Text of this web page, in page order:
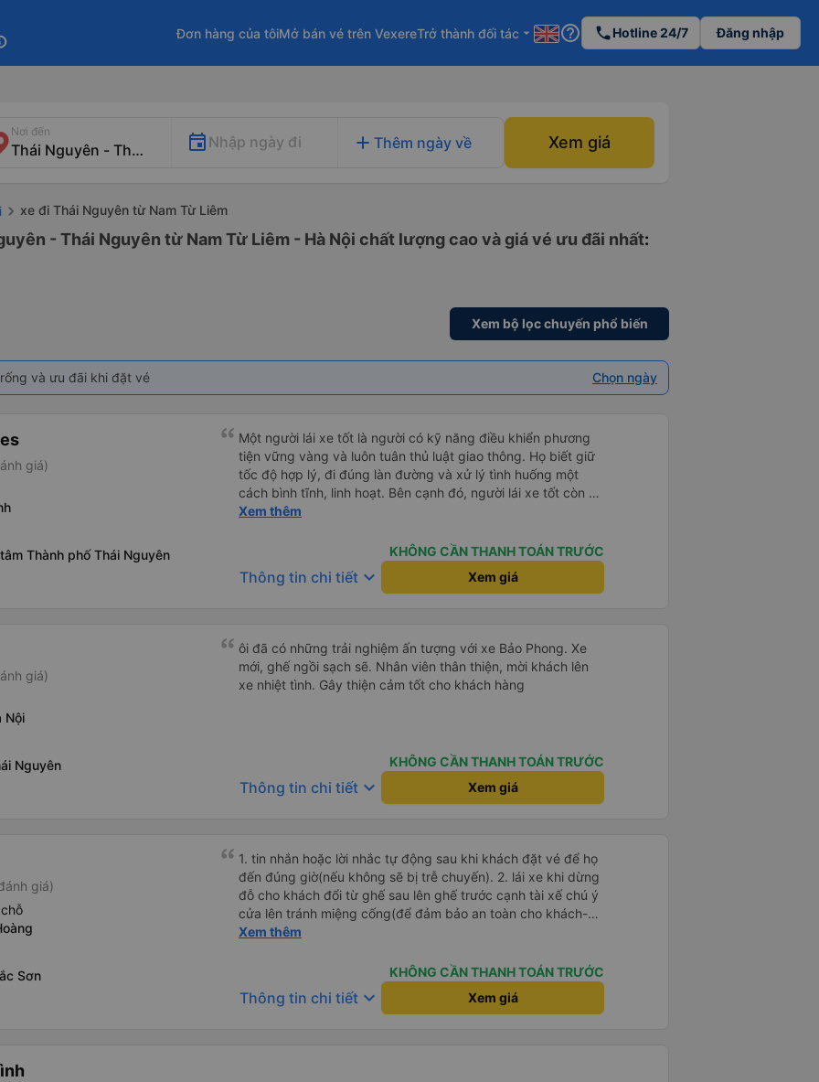
Đơn hàng của tôiMở bán vé trên VexereTrở thành đối tác arrow_drop_down help_outline phoneHotline 24/7 Đăng nhập
Nơi đến
Nhập ngày đi add Thêm ngày về Xem giá
xe đi Thái Nguyên từ Nam Từ Liêm
- Thái Nguyên từ Nam Từ Liêm - Hà Nội chất lượng cao và giá vé ưu đãi nhất:
Xem bộ lọc chuyến phổ biến
và ưu đãi khi đặt vé Chọn ngày
giá)
Thành phố Thái Nguyên
Một người lái xe tốt là người có kỹ năng điều khiển phương
tiện vững vàng và luôn tuân thủ luật giao thông. Họ biết giữ
tốc độ hợp lý, đi đúng làn đường và xử lý tình huống một
cách bình tĩnh, linh hoạt. Bên cạnh đó, người lái xe tốt còn có
ý thức trách nhiệm cao, không sử dụng rượu bia hay điện
người tham gia giao thông khác và đặt an toàn lên hàng đầu.
Vì vậy, lái xe tốt không chỉ là kỹ năng mà còn là văn hóa và ý
thức của mỗi người.
Xem thêm
KHÔNG CẦN THANH TOÁN TRƯỚC
Thông tin chi tiết keyboard_arrow_down Xem giá
giá)
Nội
Nguyên
ôi đã có những trải nghiệm ấn tượng với xe Bảo Phong. Xe
mới, ghế ngồi sạch sẽ. Nhân viên thân thiện, mời khách lên
xe nhiệt tình. Gây thiện cảm tốt cho khách hàng
KHÔNG CẦN THANH TOÁN TRƯỚC
Thông tin chi tiết keyboard_arrow_down Xem giá
giá)
Sơn
1. tin nhắn hoặc lời nhắc tự động sau khi khách đặt vé để họ
đến đúng giờ(nếu không sẽ bị trễ chuyến). 2. lái xe khi dừng
đỗ cho khách đổi từ ghế sau lên ghế trước cạnh tài xế chú ý
cửa lên tránh miệng cống(để đảm bảo an toàn cho khách-
tại HN: miệng cống bằng sắt chữ nhật dạng ô lưới, cửa
Bác tài đã cố gắng để về đến Tng kịp 20h, để khách nối
chuyến Xe 11 chỗ nên thoáng đãng.
Xem thêm
KHÔNG CẦN THANH TOÁN TRƯỚC
Thông tin chi tiết keyboard_arrow_down Xem giá